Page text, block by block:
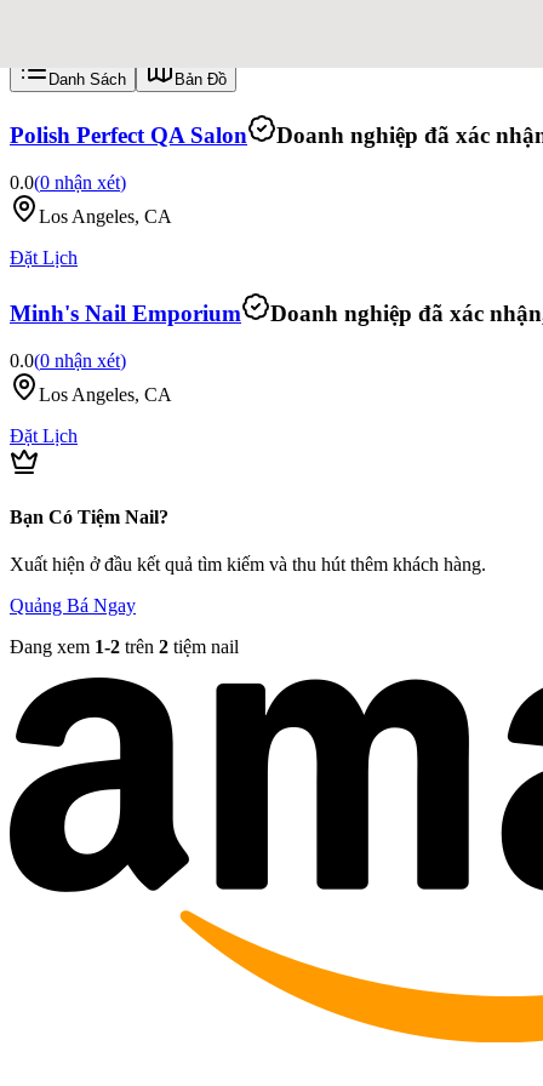
Danh Sách Bản Đồ
Polish Perfect QA Salon Doanh nghiệp đã xác
0.0(0 nhận xét)
Los Angeles, CA
Đặt Lịch
Minh's Nail Emporium Doanh nghiệp đã xác
0.0(0 nhận xét)
Los Angeles, CA
Đặt Lịch
Bạn Có Tiệm Nail?
Xuất hiện ở đầu kết quả tìm kiếm và thu hút thêm khách hàng.
Quảng Bá Ngay
Đang xem 1-2 trên 2 tiệm nail